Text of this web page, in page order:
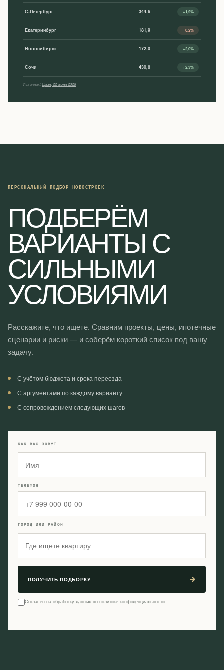
С-Петербург 344,6 +1,9%
Екатеринбург 181,9 −0,2%
Новосибирск 172,0 +2,0%
Сочи 430,8 +2,3%
Источник:Циан, 22 июня 2026
ПЕРСОНАЛЬНЫЙ ПОДБОР НОВОСТРОЕК
ПОДБЕРЁМ
ВАРИАНТЫ С
СИЛЬНЫМИ
УСЛОВИЯМИ
Расскажите, что ищете. Сравним проекты, цены, ипотечные
сценарии и риски — и соберём короткий список под вашу
задачу.
С учётом бюджета и срока переезда
С аргументами по каждому варианту
С сопровождением следующих шагов
КАК ВАС ЗОВУТ
ТЕЛЕФОН
ГОРОД ИЛИ РАЙОН
ПОЛУЧИТЬ ПОДБОРКУ
Согласен на обработку данных по политике конфиденциальности